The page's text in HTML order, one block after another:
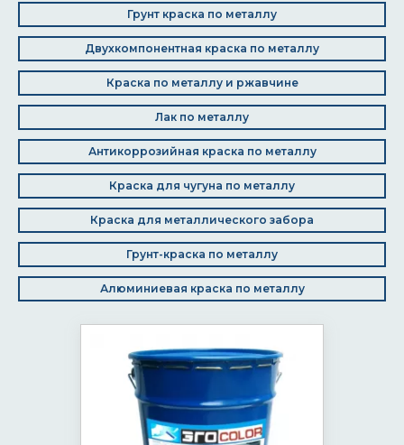
Грунт краска по металлу
Двухкомпонентная краска по металлу
Краска по металлу и ржавчине
Лак по металлу
Антикоррозийная краска по металлу
Краска для чугуна по металлу
Краска для металлического забора
Грунт-краска по металлу
Алюминиевая краска по металлу